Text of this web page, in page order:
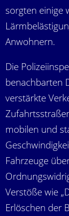
sorgten einige
Anwohnern.
Die
benachbarten
verstärkte
mobilen und
Fahrzeuge
Verstöße wie
Erlöschen der